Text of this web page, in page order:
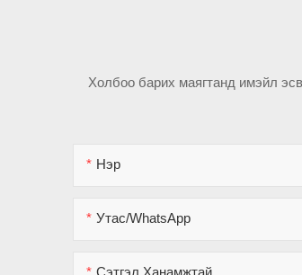
Холбоо барих маягтанд имэйл
Нэр
Утас/WhatsApp